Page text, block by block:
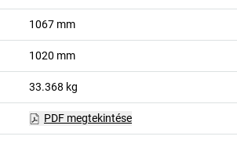
1067 mm
1020 mm
33.368 kg
PDF megtekintése